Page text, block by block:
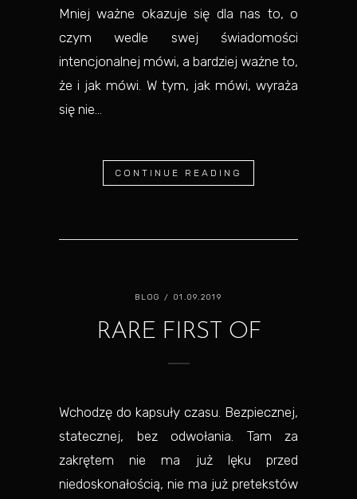
Mniej ważne okazuje się dla nas to, o
czym wedle swej świadomości
intencjonalnej mówi, a bardziej ważne to,
że i jak mówi. W tym, jak mówi, wyraża
się nie...
CONTINUE READING
BLOG / 01.09.2019
RARE FIRST OF
Wchodzę do kapsuły czasu. Bezpiecznej,
statecznej, bez odwołania. Tam za
zakrętem nie ma już lęku przed
niedoskonałością, nie ma już pretekstów